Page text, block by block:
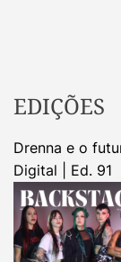
EDIÇÕES
Drenna e o
Digital | Ed. 91